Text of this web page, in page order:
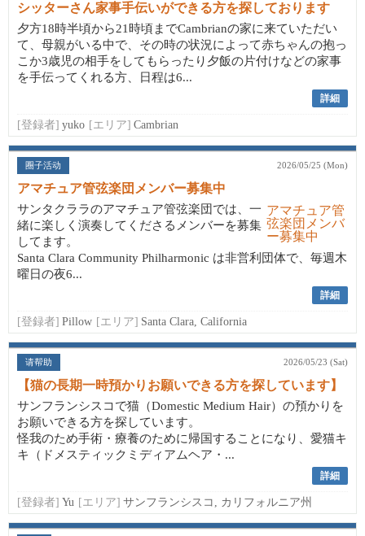
シッターさん家事手伝いができる方を探しております
夕方18時半頃から21時頃までCambrianの家に来ていただい
て、母親がいる中で、その時の状況によって赤ちゃんの抱っ
こか3歳児の相手をしてもらったり夕飯の片付けなどの家事
を手伝ってくれる方、日程は6...
詳細
[登録者] yuko [エリア] Cambrian
圈子活动 2026/05/25 (Mon)
アマチュア管弦楽団メンバー募集中
サンタクララのアマチュア管弦楽団では、一
緒に楽しく演奏してくださるメンバーを募集
してます。
Santa Clara Community Philharmonic は非営利団体で、毎週木
曜日の夜6...
詳細
[登録者] Pillow [エリア] Santa Clara, California
请帮助 2026/05/23 (Sat)
【猫の長期一時預かりお願いできる方を探しています】
サンフランシスコで猫（Domestic Medium Hair）の預かりを
お願いできる方を探しています。
怪我のため手術・療養のために帰国することになり、愛猫キ
キ（ドメスティックミディアムヘア・...
詳細
[登録者] Yu [エリア] サンフランシスコ, カリフォルニア州